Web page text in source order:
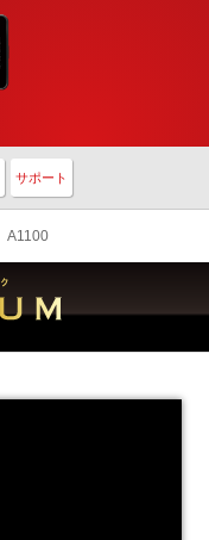
サポート
A1100